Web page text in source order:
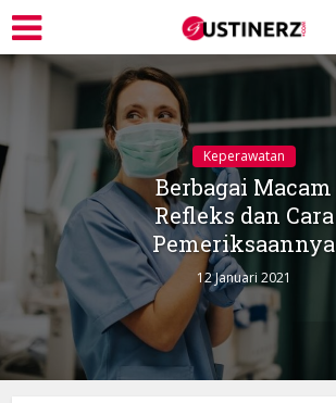
Keperawatan
Berbagai Macam
Refleks dan Cara
Pemeriksaannya
12 Januari 2021